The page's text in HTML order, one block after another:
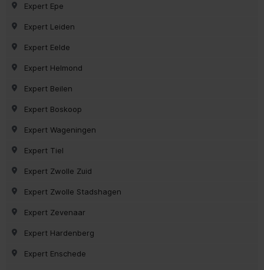
Expert Epe
Expert Leiden
Expert Eelde
Expert Helmond
Expert Beilen
Expert Boskoop
Expert Wageningen
Expert Tiel
Expert Zwolle Zuid
Expert Zwolle Stadshagen
Expert Zevenaar
Expert Hardenberg
Expert Enschede